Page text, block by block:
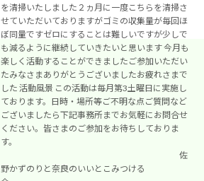
を清掃いたしました２ヵ月に一度こちらを清掃さ
せていただいておりますがゴミの収集量が毎回ほ
ぼ同量ですゼロにすることは難しいですが少しで
も減るように継続していきたいと思います 今月も
楽しく活動することができましたご参加いただい
たみなさまありがとうございましたお疲れさまで
した 活動風景 この活動は毎月第3土曜日に実施し
ております。日時・場所等ご不明な点ご質問など
ございましたら下記事務所までお気軽にお問合せ
ください。皆さまのご参加をお待ちしておりま
す。
佐
野かずのりと奈良のいいとこみつける